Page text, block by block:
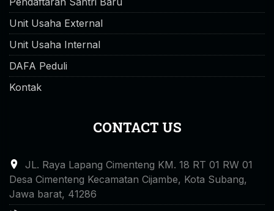
Unit Usaha External
Unit Usaha Internal
DAFA Peduli
Kontak
CONTACT US
JL. Raya Lapang Cimenteng KM. 18 RT 01 RW 01
Desa Cimenteng Kecamatan Cijambe, Kota Subang,
Jawa barat, 41286